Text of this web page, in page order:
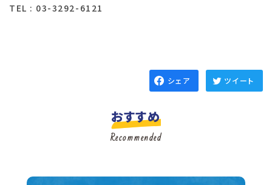
TEL : 03-3292-6121
シェア ツイート
おすすめ
Recommended